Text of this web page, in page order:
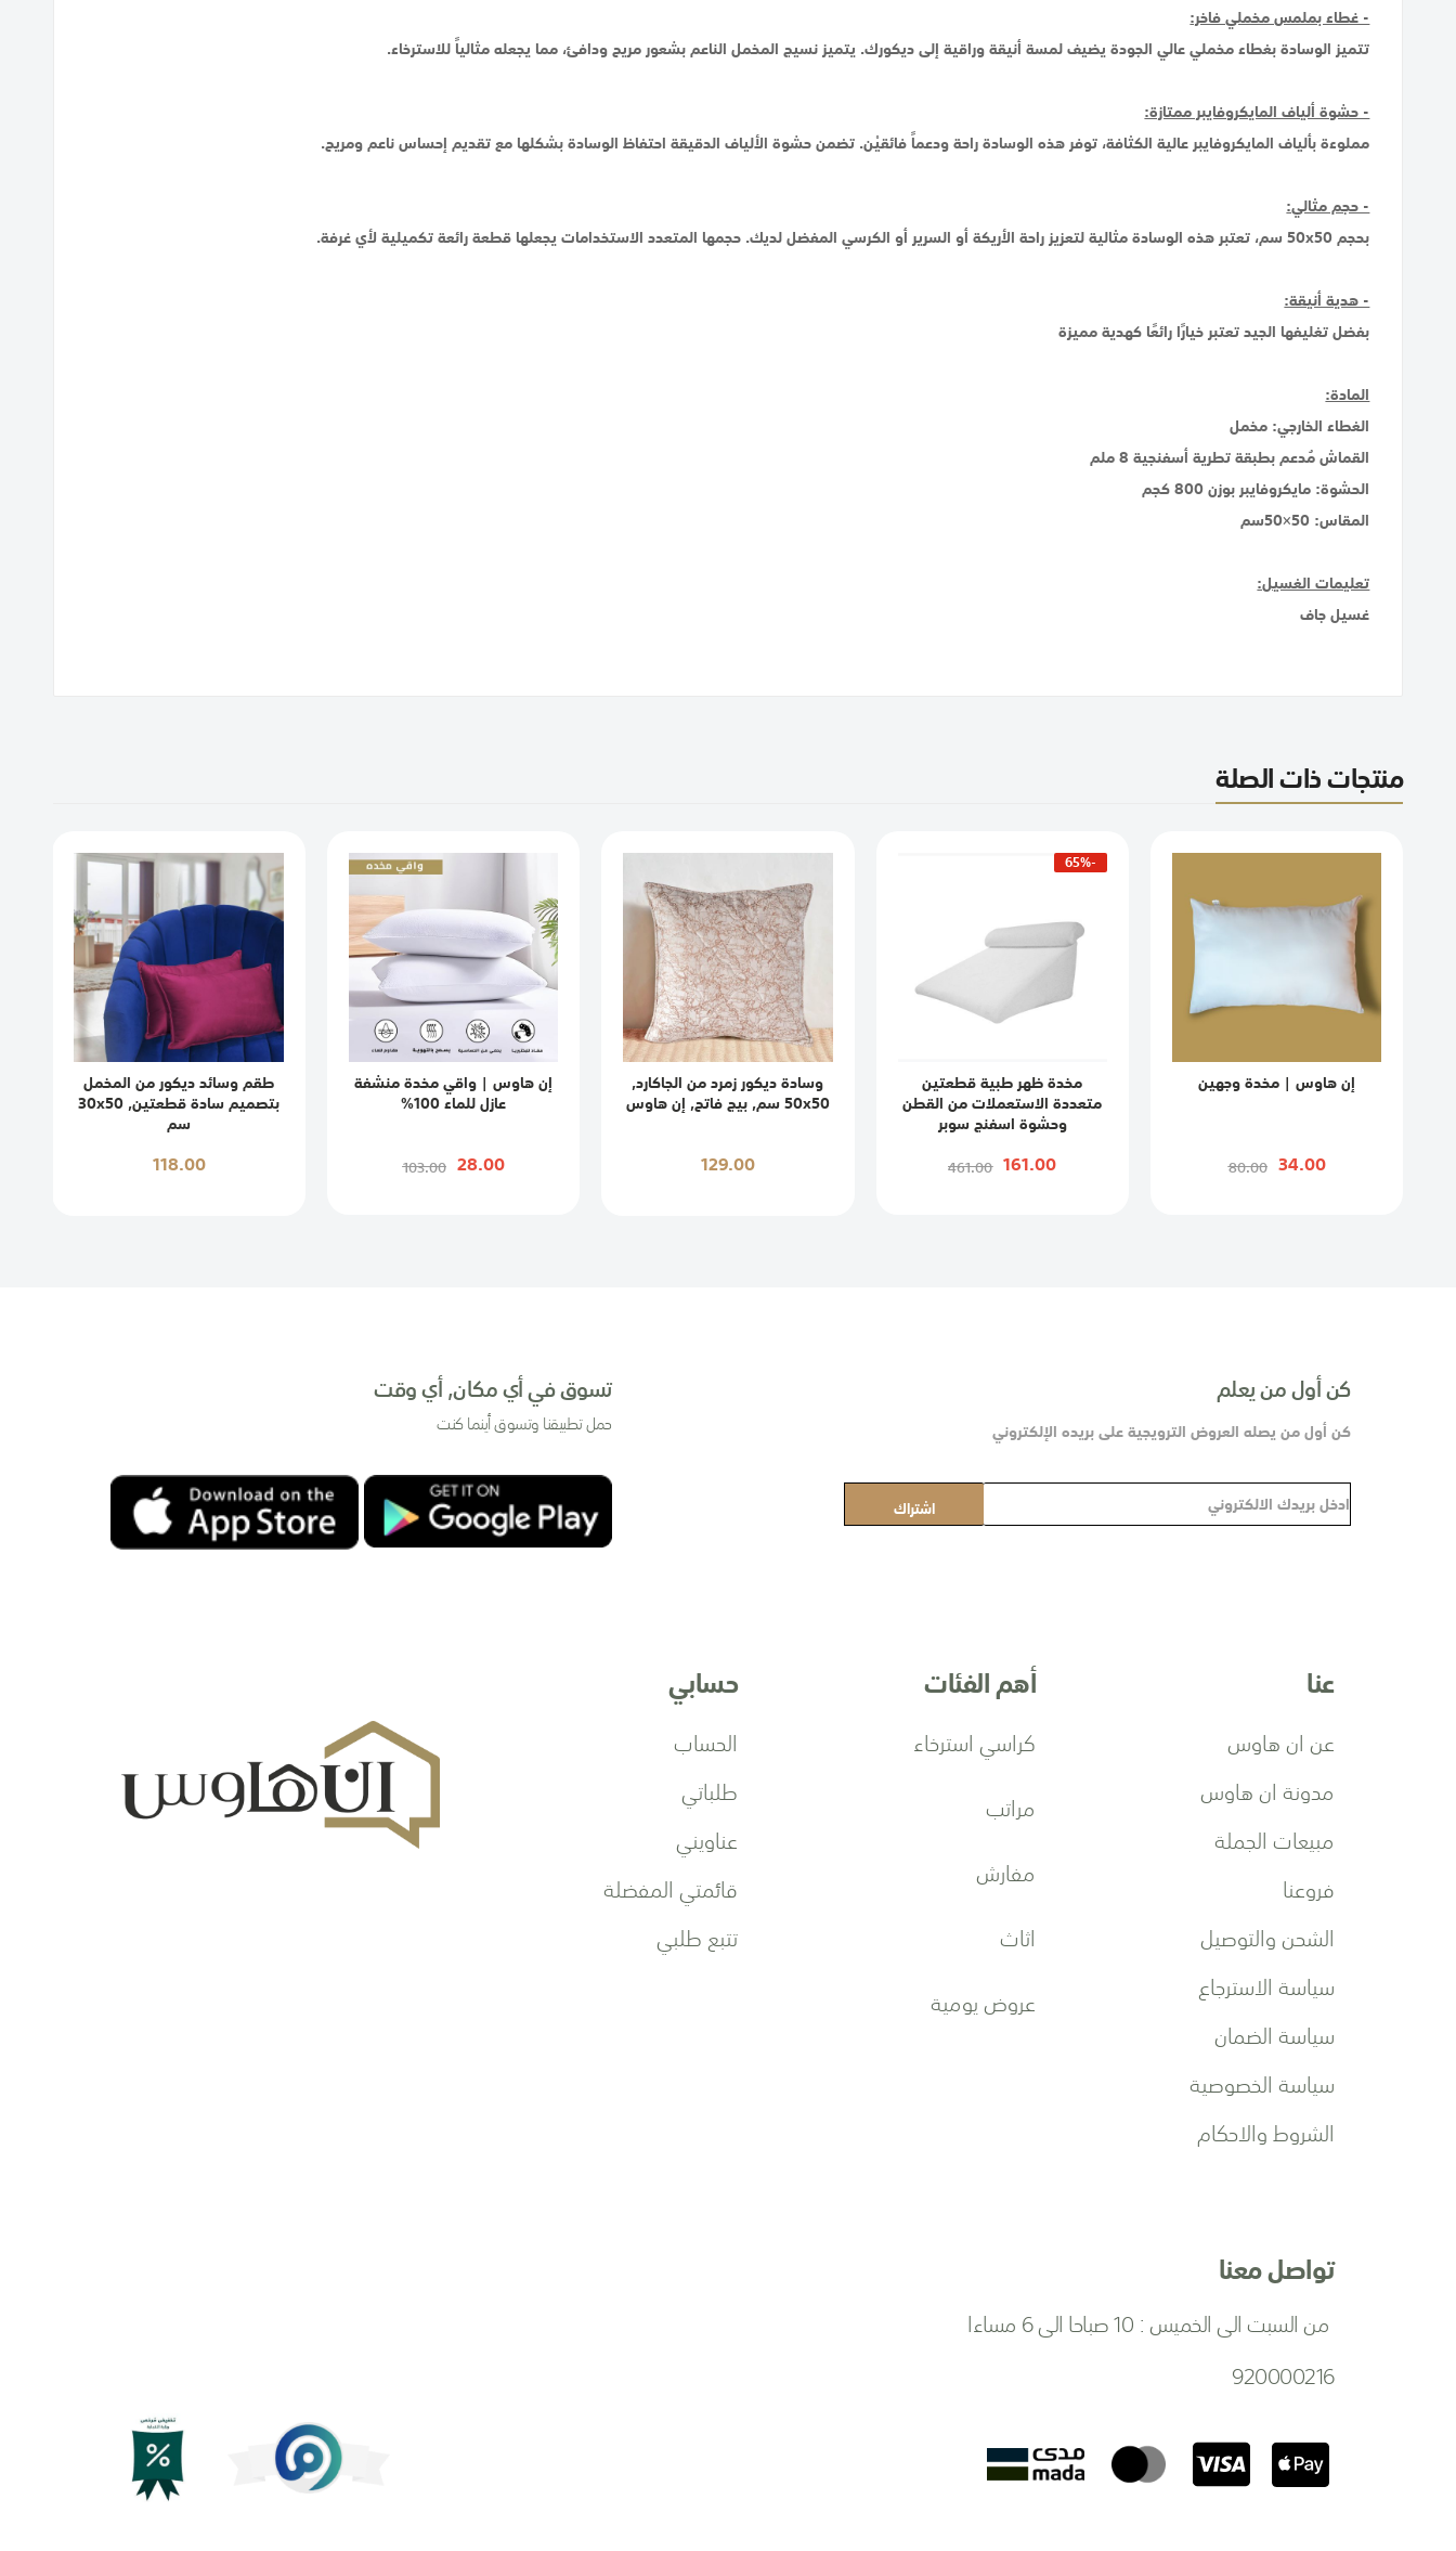
- غطاء بملمس مخملي فاخر:
تتميز الوسادة بغطاء مخملي عالي الجودة يضيف لمسة أنيقة وراقية إلى ديكورك. يتميز نسيج المخمل الناعم بشعور مريح ودافئ، مما يجعله مثالياً للاسترخاء.
- حشوة ألياف المايكروفايبر ممتازة:
مملوءة بألياف المايكروفايبر عالية الكثافة، توفر هذه الوسادة راحة ودعماً فائقيْن. تضمن حشوة الألياف الدقيقة احتفاظ الوسادة بشكلها مع تقديم إحساس ناعم ومريح.
- حجم مثالي:
بحجم 50x50 سم، تعتبر هذه الوسادة مثالية لتعزيز راحة الأريكة أو السرير أو الكرسي المفضل لديك. حجمها المتعدد الاستخدامات يجعلها قطعة رائعة تكميلية لأي غرفة.
- هدية أنيقة:
بفضل تغليفها الجيد تعتبر خيارًا رائعًا كهدية مميزة
المادة:
الغطاء الخارجي: مخمل
القماش مُدعم بطبقة تطرية أسفنجية 8 ملم
الحشوة: مايكروفايبر بوزن 800 كجم
المقاس: 50×50سم
تعليمات الغسيل:
غسيل جاف
منتجات ذات الصلة
إن هاوس | مخدة وجهين
34.00
80.00
-65%
مخدة ظهر طبية قطعتين
متعددة الاستعملات من القطن
وحشوة اسفنج سوبر
161.00
461.00
وسادة ديكور زمرد من الجاكارد,
50x50 سم, بيج فاتح, إن هاوس
129.00
إن هاوس | واقي مخدة منشفة
عازل للماء 100%
28.00
103.00
طقم وسائد ديكور من المخمل
بتصميم سادة قطعتين, 30x50
سم
118.00
كن أول من يعلم
كن أول من يصله العروض الترويجية على بريده الإلكتروني
س
ج
اشتراك
تسوق في أي مكان, أي وقت
حمل تطبيقنا وتسوق أينما كنت
عنا
عن ان هاوس
مدونة ان هاوس
مبيعات الجملة
فروعنا
الشحن والتوصيل
سياسة الاسترجاع
سياسة الضمان
سياسة الخصوصية
الشروط والاحكام
أهم الفئات
كراسي استرخاء
مراتب
مفارش
اثاث
عروض يومية
حسابي
الحساب
طلباتي
عناويني
قائمتي المفضلة
تتبع طلبي
تواصل معنا
من السبت الى الخميس : 10 صباحا الى 6 مساءا
920000216